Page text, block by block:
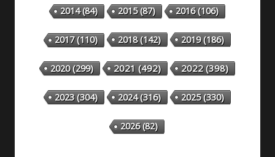
2014(84) 2015(87) 2016(106)
2017(110) 2018(142) 2019(186)
2020(299) 2021(492) 2022(398)
2023(304) 2024(316) 2025(330)
2026(82)